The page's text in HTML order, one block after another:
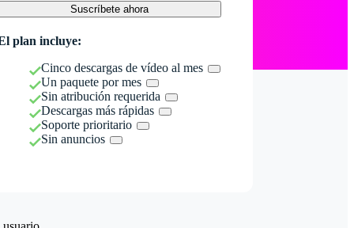
Suscríbete ahora
plan incluye:
Cinco descargas de vídeo al mes
Un paquete por mes
Sin atribución requerida
Descargas más rápidas
Soporte prioritario
Sin anuncios